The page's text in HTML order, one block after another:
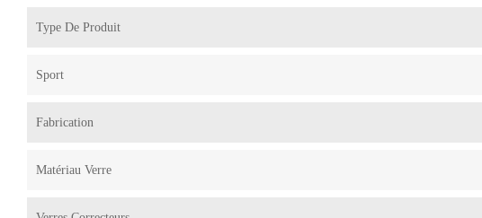
Type De Produit
Sport
Fabrication
Matériau Verre